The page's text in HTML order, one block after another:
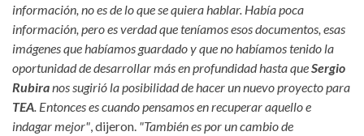
información, no es de lo que se quiera hablar. Había poca
información, pero es verdad que teníamos esos documentos, esas
imágenes que habíamos guardado y que no habíamos tenido la
oportunidad de desarrollar más en profundidad hasta queSergio
Rubiranos sugirió la posibilidad de hacer un nuevo proyecto para
TEA. Entonces es cuando pensamos en recuperar aquello e
indagar mejor", dijeron. "También es por un cambio de